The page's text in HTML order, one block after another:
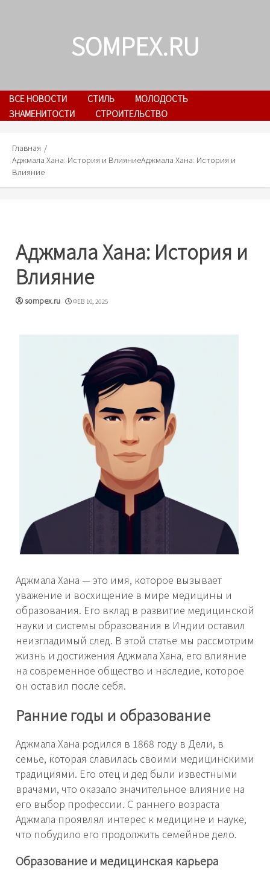
SOMPEX.RU
ВСЕ НОВОСТИ СТИЛЬ
МОЛОДОСТЬ
ЗНАМЕНИТОСТИ
СТРОИТЕЛЬСТВО
Главная
Аджмала Хана: История и ВлияниеАджмала Хана: История и
Влияние
Аджмала Хана: История и
Влияние
sompex.ru ФЕВ 10, 2025
Аджмала Хана — это имя, которое вызывает
уважение и восхищение в мире медицины и
образования. Его вклад в развитие медицинской
науки и системы образования в Индии оставил
неизгладимый след. В этой статье мы рассмотрим
жизнь и достижения Аджмала Хана, его влияние
на современное общество и наследие, которое
он оставил после себя.
Ранние годы и образование
Аджмала Хана родился в 1868 году в Дели, в
семье, которая славилась своими медицинскими
традициями. Его отец и дед были известными
врачами, что оказало значительное влияние на
его выбор профессии. С раннего возраста
Аджмала проявлял интерес к медицине и науке,
что побудило его продолжить семейное дело.
Образование и медицинская карьера